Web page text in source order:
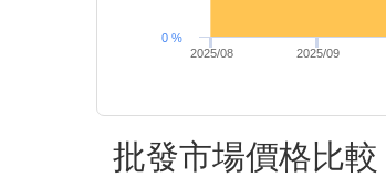
2025/08 2025/09
0 %
批發市場價格比較